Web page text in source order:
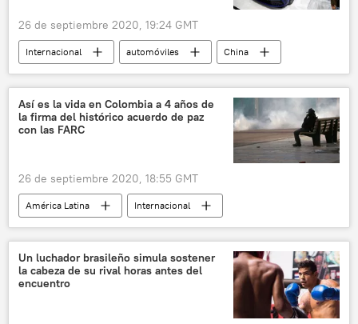
26 de septiembre 2020, 19:24 GMT
Internacional automóviles
China
🌏 Asia
⚙️ Motor noticias
Así es la vida en Colombia a 4 años de
la firma del histórico acuerdo de paz
con las FARC
26 de septiembre 2020, 18:55 GMT
América Latina
Internacional
sociedad
Colombia
FARC
noticias
Un luchador brasileño simula sostener
la cabeza de su rival horas antes del
encuentro